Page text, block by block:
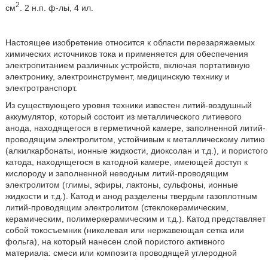
см2 . 2 н.п. ф-лы, 4 ил.
Настоящее изобретение относится к области перезаряжаемых
химических источников тока и применяется для обеспечения
электропитанием различных устройств, включая портативную
электронику, электроинструмент, медицинскую технику и
электротранспорт.
Из существующего уровня техники известен литий-воздушный
аккумулятор, который состоит из металлического литиевого
анода, находящегося в герметичной камере, заполненной литий-
проводящим электролитом, устойчивым к металлическому литию
(алкилкарбонаты, ионные жидкости, диоксолан и т.д.), и пористого
катода, находящегося в катодной камере, имеющей доступ к
кислороду и заполненной неводным литий-проводящим
электролитом (глимы, эфиры, лактоны, сульфоны, ионные
жидкости и т.д.). Катод и анод разделены твердым газоплотным
литий-проводящим электролитом (стеклокерамическим,
керамическим, полимеркерамическим и т.д.). Катод представляет
собой токосъемник (никелевая или нержавеющая сетка или
фольга), на который нанесен слой пористого активного
материала: смеси или композита проводящей углеродной